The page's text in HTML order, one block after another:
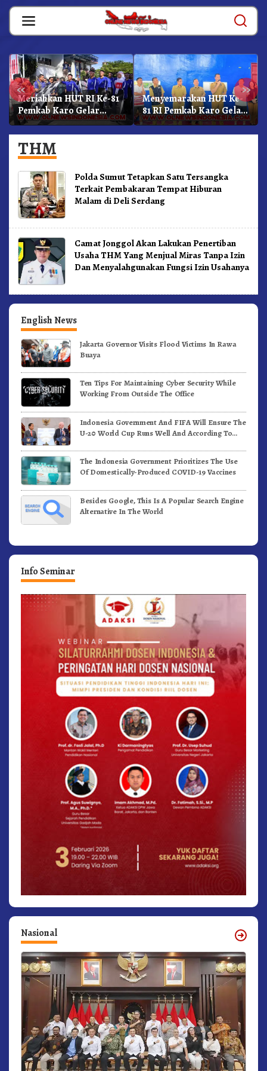
Skip
content
« »
Meriahkan HUT RI Ke-81
Pemkab Karo Gelar
Gerak Jalan
Kemerdekaan.!
Menyemarakan HUT Ke-
81 RI Pemkab Karo Gelar
Pertandingan Olahraga
THM
Polda Sumut Tetapkan Satu Tersangka
Terkait Pembakaran Tempat Hiburan
Malam di Deli Serdang
Camat Jonggol Akan Lakukan Penertiban
Usaha THM Yang Menjual Miras Tanpa Izin
Dan Menyalahgunakan Fungsi Izin Usahanya
English News
Jakarta Governor Visits Flood Victims In Rawa
Buaya
Ten Tips For Maintaining Cyber Security While
Working From Outside The Office
Indonesia Government And FIFA Will Ensure The
U-20 World Cup Runs Well And According To
The Indonesia Government Prioritizes The Use
Of Domestically-Produced COVID-19 Vaccines
Besides Google, This Is A Popular Search Engine
Alternative In The World
Info Seminar
Nasional